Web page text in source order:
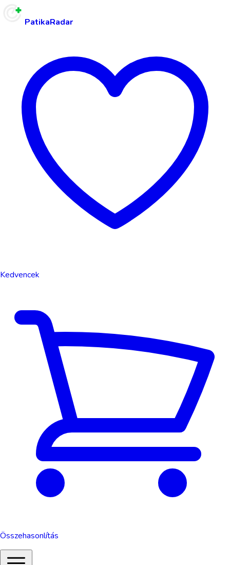
PatikaRadar
Kedvencek
Összehasonlítás